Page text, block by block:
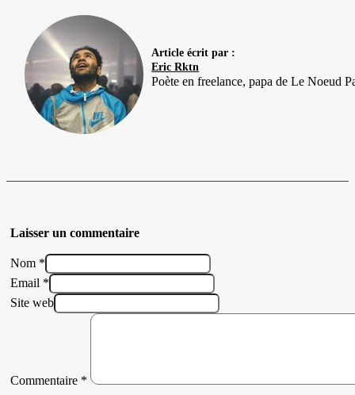
Article écrit par :
Eric Rktn
Poète en freelance, papa de Le Noeud
Laisser un commentaire
Nom *
Email *
Site web
Commentaire *